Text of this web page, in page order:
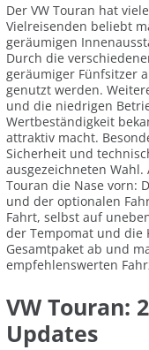
Der VW Touran hat
Vielreisenden beliebt
geräumigen
Durch die
geräumiger Fünfsitzer
genutzt werden.
und die niedrigen
Wertbeständigkeit
attraktiv macht.
Sicherheit und
ausgezeichneten
Touran die Nase vorn:
und der optionalen
Fahrt, selbst auf
der Tempomat und die
Gesamtpaket ab und
empfehlenswerten
VW Touran:
Updates